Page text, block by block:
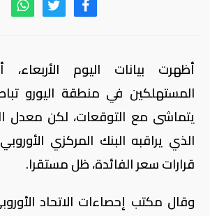
أظهرت بيانات اليوم
المستهلكين في منطقة اليورو
يتماشى مع التوقعات، لكن معدل
الذي يراقبه البنك المركزي
قرارات سعر الفائدة، ظل مستقرا.
وقال مكتب إحصاءات الاتحاد